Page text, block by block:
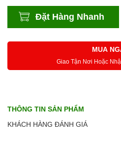
Đặt Hàng Nhanh
MUA
Giao Tận Nơi Hoặc
THÔNG TIN SẢN PHẨM
KHÁCH HÀNG ĐÁNH GIÁ